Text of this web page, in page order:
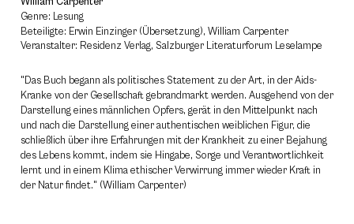
Genre: Lesung
Beteiligte: Erwin Einzinger (Übersetzung), William Carpenter
Veranstalter: Residenz Verlag, Salzburger Literaturforum Leselampe
"Das Buch begann als politisches Statement zu der Art, in der Aids-
Kranke von der Gesellschaft gebrandmarkt werden. Ausgehend von der
Darstellung eines männlichen Opfers, gerät in den Mittelpunkt nach
und nach die Darstellung einer authentischen weiblichen Figur, die
schließlich über ihre Erfahrungen mit der Krankheit zu einer Bejahung
des Lebens kommt, indem sie Hingabe, Sorge und Verantwortlichkeit
lernt und in einem Klima ethischer Verwirrung immer wieder Kraft in
der Natur findet." (William Carpenter)